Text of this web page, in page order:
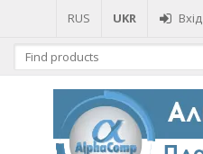
RUS UKR Вхід